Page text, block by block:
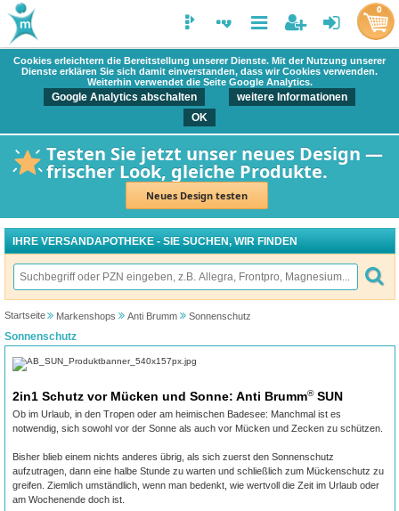
Cookies erleichtern die Bereitstellung unserer Dienste. Mit der Nutzung unserer
Dienste erklären Sie sich damit einverstanden, dass wir Cookies verwenden.
Weiterhin verwendet die Seite Google Analytics.
Google Analytics abschalten
weitere Informationen
OK
Testen Sie jetzt unser neues Design —
frischer Look, gleiche Produkte.
Neues Design testen
0
IHRE VERSANDAPOTHEKE - SIE SUCHEN, WIR FINDEN
Startseite Markenshops Anti Brumm Sonnenschutz
Sonnenschutz
2in1 Schutz vor Mücken und Sonne: Anti Brumm®SUN
Ob im Urlaub, in den Tropen oder am heimischen Badesee: Manchmal ist es
notwendig, sich sowohl vor der Sonne als auch vor Mücken und Zecken zu schützen.
Bisher blieb einem nichts anderes übrig, als sich zuerst den Sonnenschutz
aufzutragen, dann eine halbe Stunde zu warten und schließlich zum Mückenschutz zu
greifen. Ziemlich umständlich, wenn man bedenkt, wie wertvoll die Zeit im Urlaub oder
am Wochenende doch ist.